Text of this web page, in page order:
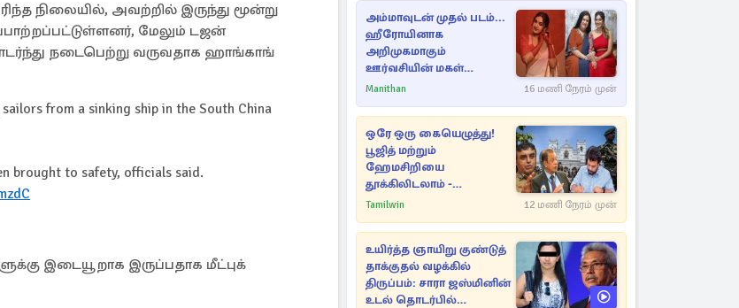
நிலையில், அவற்றில் இருந்து மூன்று
மேலும் டஜன்
நடைபெற்று வருவதாக ஹாங்காங்
from a sinking ship in the South China
brought to safety, officials said.
இடையூறாக இருப்பதாக மீட்புக்
அம்மாவுடன் முதல் படம்...
ஹீரோயினாக
அறிமுகமாகும்
ஊர்வசியின் மகள்
தேஜலட்சுமி!
Manithan 16 மணி நேரம் முன்
ஒரே ஒரு கையெழுத்து!
பூஜித் மற்றும்
ஹேமசிறியை
தூக்கிலிடலாம் -
அநுரவுக்குச் சென்ற
Tamilwin 12 மணி நேரம் முன்
உயிர்த்த ஞாயிறு குண்டுத்
தாக்குதல் வழக்கில்
திருப்பம்: சாரா ஜஸ்மினின்
உடல் தொடர்பில்